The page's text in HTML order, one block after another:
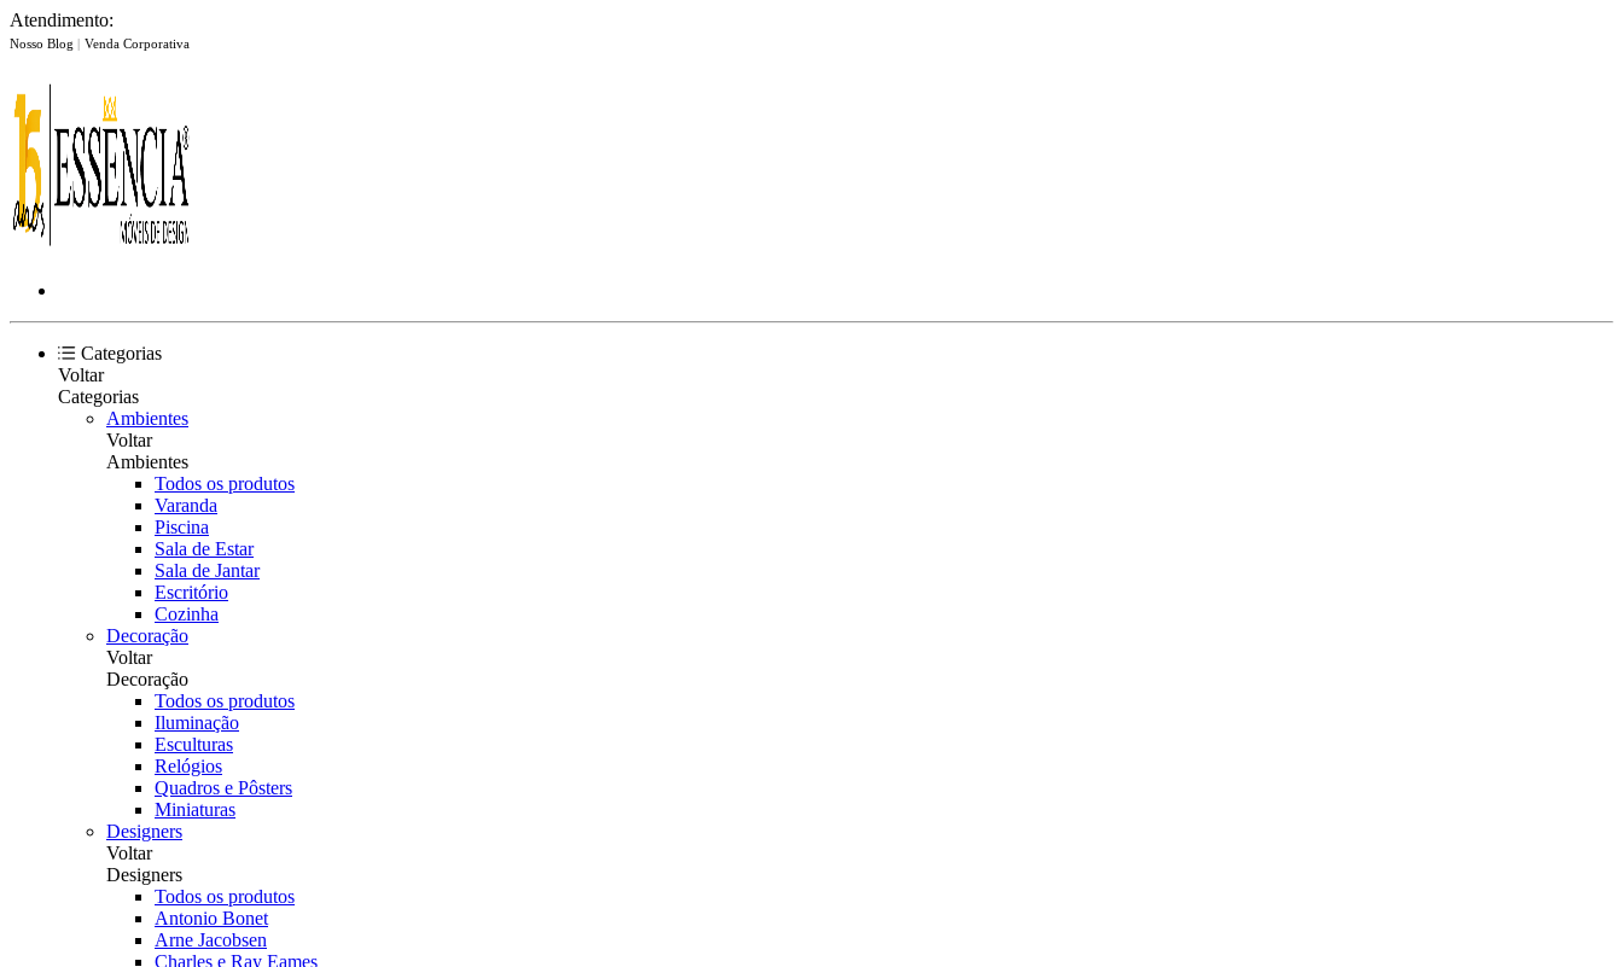
Atendimento:
Nosso Blog | Venda Corporativa
Categorias
Voltar
Categorias
Ambientes
Voltar
Ambientes
Todos os produtos
Varanda
Piscina
Sala de Estar
Sala de Jantar
Escritório
Cozinha
Decoração
Voltar
Decoração
Todos os produtos
Iluminação
Esculturas
Relógios
Quadros e Pôsters
Miniaturas
Designers
Voltar
Designers
Todos os produtos
Antonio Bonet
Arne Jacobsen
Charles e Ray Eames